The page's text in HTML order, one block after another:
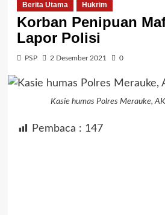
Berita Utama Hukrim
Korban Penipuan
Lapor Polisi
PSP 2 Desember 2021 0
Kasie humas Polres Merauke,
Pembaca : 147